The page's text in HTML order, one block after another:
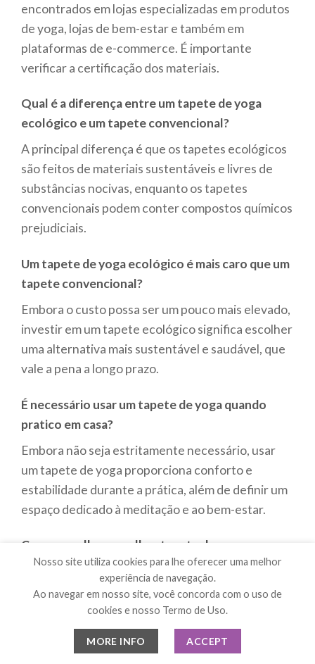
encontrados em lojas especializadas em produtos
de yoga, lojas de bem-estar e também em
plataformas de e-commerce. É importante
verificar a certificação dos materiais.
Qual é a diferença entre um tapete de yoga
ecológico e um tapete convencional?
A principal diferença é que os tapetes ecológicos
são feitos de materiais sustentáveis e livres de
substâncias nocivas, enquanto os tapetes
convencionais podem conter compostos químicos
prejudiciais.
Um tapete de yoga ecológico é mais caro que um
tapete convencional?
Embora o custo possa ser um pouco mais elevado,
investir em um tapete ecológico significa escolher
uma alternativa mais sustentável e saudável, que
vale a pena a longo prazo.
É necessário usar um tapete de yoga quando
pratico em casa?
Embora não seja estritamente necessário, usar
um tapete de yoga proporciona conforto e
estabilidade durante a prática, além de definir um
espaço dedicado à meditação e ao bem-estar.
Como escolher o melhor tapete de yoga
ecológico para mim?
Para escolher o melhor tapete de yoga ecológico,
considere fatores como material, espessura,
textura, durabilidade e seu estilo de prática.
Experimentar diferentes opções pode ajudar na
Nosso site utiliza cookies para lhe oferecer uma melhor
experiência de navegação.
Ao navegar em nosso site, você concorda com o uso de
cookies e nosso Termo de Uso.
MORE INFO ACCEPT